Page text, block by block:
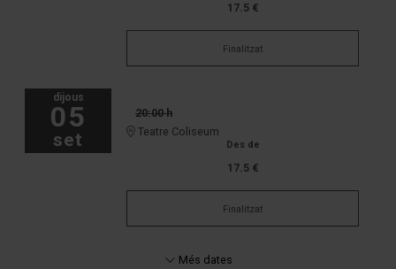
17.5 €
Finalitzat
dijous
05
set
20:00 h
Teatre Coliseum
Des de
17.5 €
Finalitzat
Més dates